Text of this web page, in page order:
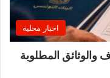
اخبار محلية
المطلوبة